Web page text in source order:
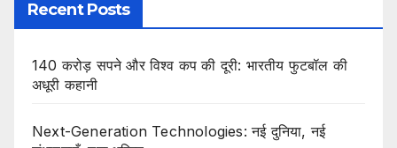
Recent Posts
140 करोड़ सपने और विश्व कप की दूरी: भारतीय फुटबॉल की
अधूरी कहानी
Next-Generation Technologies: नई दुनिया, नई